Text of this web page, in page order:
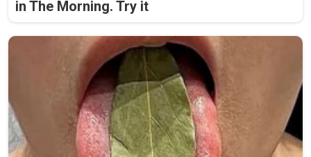
in The Morning. Try it